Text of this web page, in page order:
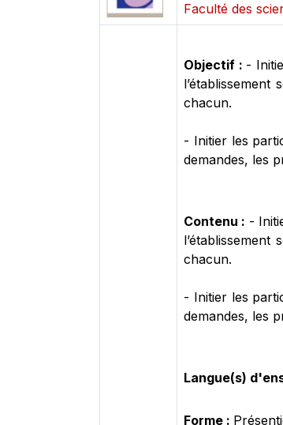
Faculté des
Objectif : -
chacun.
- Initier les
demandes, les
Contenu : -
chacun.
- Initier les
demandes, les
Langue(s)
Forme :